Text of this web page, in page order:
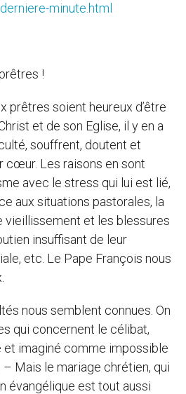
minute.html
!
prêtres soient heureux d’être
et de son Eglise, il y en a
souffrent, doutent et
cœur. Les raisons en sont
avec le stress qui lui est lié,
aux situations pastorales, la
vieillissement et les blessures
insuffisant de leur
etc. Le Pape François nous
nous semblent connues. On
qui concernent le célibat,
et imaginé comme impossible
– Mais le mariage chrétien, qui
évangélique est tout aussi